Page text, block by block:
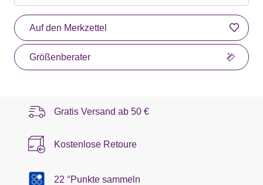
Auf den Merkzettel
Größenberater
Gratis Versand ab 50 €
Kostenlose Retoure
22 °Punkte sammeln